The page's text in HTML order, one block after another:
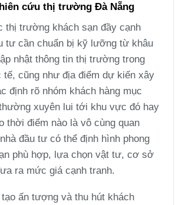
cứu thị trường Đà Nẵng
thị trường khách sạn đầy cạnh
tư cần chuẩn bị kỹ lưỡng từ khâu
nhật thông tin thị trường trong
tế, cũng như địa điểm dự kiến xây
định rõ nhóm khách hàng mục
xuyên lui tới khu vực đó hay
thời điểm nào là vô cùng quan
đầu tư có thể định hình phong
phù hợp, lựa chọn vật tư, cơ sở
ra mức giá cạnh tranh.
ấn tượng và thu hút khách